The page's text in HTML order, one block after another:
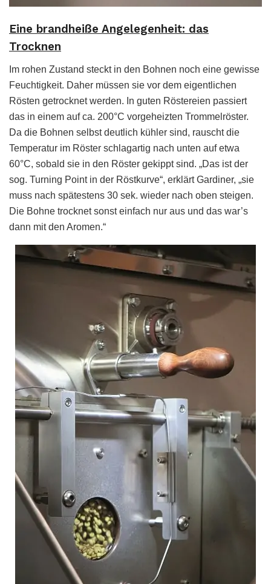
Eine brandheiße Angelegenheit: das
Trocknen
Im rohen Zustand steckt in den Bohnen noch eine gewisse
Feuchtigkeit. Daher müssen sie vor dem eigentlichen
Rösten getrocknet werden. In guten Röstereien passiert
das in einem auf ca. 200°C vorgeheizten Trommelröster.
Da die Bohnen selbst deutlich kühler sind, rauscht die
Temperatur im Röster schlagartig nach unten auf etwa
60°C, sobald sie in den Röster gekippt sind. „Das ist der
sog. Turning Point in der Röstkurve“, erklärt Gardiner, „sie
muss nach spätestens 30 sek. wieder nach oben steigen.
Die Bohne trocknet sonst einfach nur aus und das war’s
dann mit den Aromen.“